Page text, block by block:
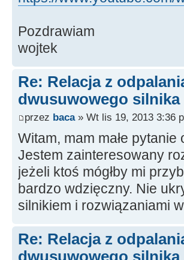
Pozdrawiam
wojtek
Re: Relacja z
dwusuwowego silnika
przez baca» Wt lis 19, 2013 3:36
Witam, mam małe
Jestem zainteresowany
jeżeli ktoś mógłby mi
bardzo wdzięczny. Nie
silnikiem i rozwiązaniami
Re: Relacja z
dwusuwowego silnika